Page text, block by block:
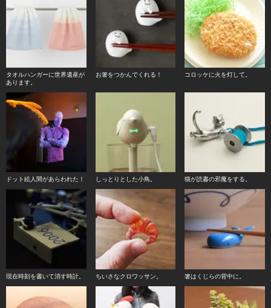
タオルハンガーに世界遺産が
あります。
お箸をつかんでくれる！ コロッケに火を灯して。
ドット絵人間があらわれた！ しっとりとした小鳥。 猫が読書の邪魔をする。
現在時刻を書いて消す時計。 ちいさなクロワッサン。 箸はくじらの背中に。